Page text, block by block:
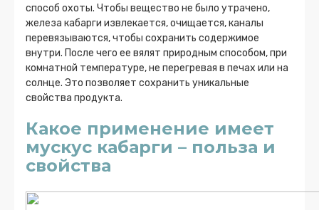
способ охоты. Чтобы вещество не было утрачено,
железа кабарги извлекается, очищается, каналы
перевязываются, чтобы сохранить содержимое
внутри. После чего ее вялят природным способом, при
комнатной температуре, не перегревая в печах или на
солнце. Это позволяет сохранить уникальные
свойства продукта.
Какое применение имеет
мускус кабарги – польза и
свойства